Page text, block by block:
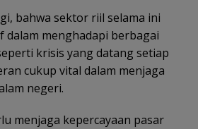
bahwa sektor riil selama ini
menghadapi berbagai
krisis yang datang setiap
cukup vital dalam menjaga
negeri.
menjaga kepercayaan pasar